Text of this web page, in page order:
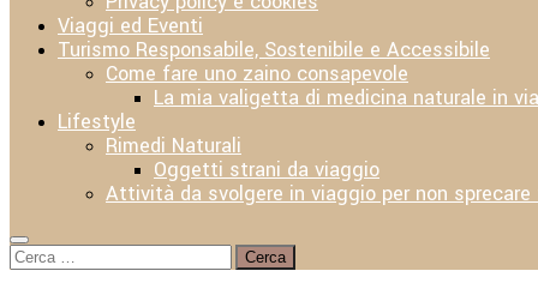
Viaggi ed Eventi
Turismo Responsabile, Sostenibile e Accessibile
Come fare uno zaino consapevole
La mia valigetta di medicina naturale in
Lifestyle
Rimedi Naturali
Oggetti strani da viaggio
Attività da svolgere in viaggio per non sprecare
Ricerca
per: